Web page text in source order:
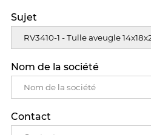
Sujet
Nom de la société
Contact